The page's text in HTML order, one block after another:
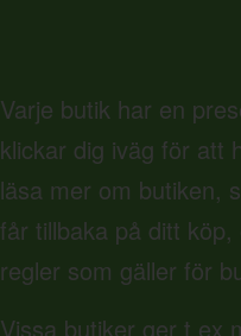
Varje butik har en
klickar dig iväg för att
läsa mer om butiken,
får tillbaka på ditt
regler som gäller för
Vissa butiker ger t ex